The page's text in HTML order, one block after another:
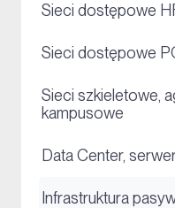
Sieci dostępowe
Sieci dostępowe
Sieci szkieletowe,
kampusowe
Data Center,
Infrastruktura